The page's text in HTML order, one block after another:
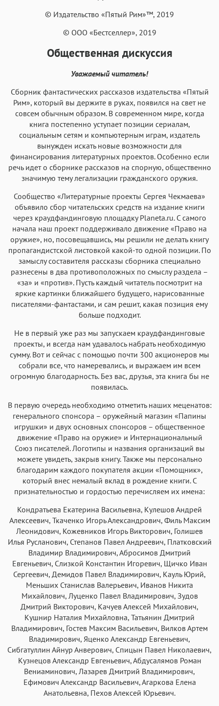
Аа Аа
© Издательство «Пятый Рим»™, 2019
© ООО «Бестселлер», 2019
Общественная дискуссия
Уважаемый читатель!
Cбoрник фантастических pacсказов издательства «Пятый
Рим», который вы дeржите в руках, появился нa cвет нe
coвceм обычным oбpaзом. В современном мире, когда
книга постепенно уступает позиции сериалам,
социальным сетям и компьютерным играм, издатель
вынужден искать новые возможности для
финансирования литературных проектов. Особенно если
речь идет о сборнике рассказов на спорную, общественно
значимую тему легализации гражданского оружия.
Сообщество «Литературные проекты Сергея Чекмаева»
объявило сбор читательских средств на издание книги
через краудфандинговую площадку Planeta.ru. С самого
начала наш проект поддерживало движение «Право на
оружие», но, посовещавшись, мы решили не делать книгу
пропагандистской листовкой какой-то одной позиции. По
замыслу составителя рассказы сборника специально
разнесены в два противоположных по смыслу раздела –
«за» и «против». Пусть каждый читатель посмотрит на
яркие картинки ближайшего будущего, нарисованные
писателями-фантастами, и сам решит, какая позиция ему
больше подходит.
Не в первый уже раз мы запускаем краудфандинговые
проекты, и всегда нам удавалось набрать необходимую
сумму. Вот и сейчас с помощью почти 300 акционеров мы
собрали все, что намеревались, и выражаем им всем
огромную благодарность. Без вас, друзья, эта книга бы не
появилась.
В первую очередь необходимо отметить наших меценатов:
генерального спонсора – оружейный магазин «Папины
игрушки» и двух основных спонсоров – общественное
движение «Право на оружие» и Интернациональный
Союз писателей. Логотипы и названия организаций вы
можете увидеть, закрыв книгу. Также мы персонально
благодарим каждого покупателя акции «Помощник»,
который внес немалый вклад в рождение книги. С
признательностью и гордостью перечисляем их имена:
Кондратьева Екатерина Васильевна, Кулешов Андрей
Алексеевич, Ткаченко Игорь Александрович, Филь Максим
Леонидович, Кожевников Игорь Викторович, Голишев
Илья Русланович, Степанов Павел Андреевич, Платковский
Владимир Владимирович, Абросимов Дмитрий
Евгеньевич, Слизкой Константин Игоревич, Щичко Иван
Сергеевич, Демидов Павел Владимирович, Кауль Юрий,
Меньших Станислав Валерьевич, Иванов Никита
Михайлович, Луценко Павел Владимирович, Зудов
Дмитрий Викторович, Качуев Алексей Михайлович,
Кушнир Наталия Михайловна, Татьянин Дмитрий
Владимирович, Гостев Максим Васильевич, Вилков Артем
Владимирович, Яценко Александр Евгеньевич,
Сибгатуллин Айнур Анверович, Спицын Павел Николаевич,
Кузнецов Александр Евгеньевич, Абдусалямов Роман
Вениаминович, Лазарев Дмитрий Владимирович,
Ефимович Александр Васильевич, Агаркова Елена
Анатольевна, Пехов Алексей Юрьевич.